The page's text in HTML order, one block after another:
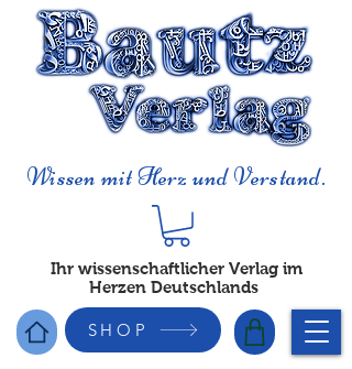
Wissen mit Herz und Verstand.
Ihr wissenschaftlicher Verlag im
Herzen Deutschlands
SHOP